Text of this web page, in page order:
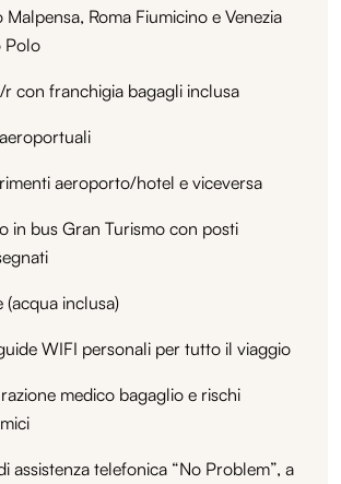
Malpensa, Roma Fiumicino e Venezia
Polo
r con franchigia bagagli inclusa
aeroporto/hotel e viceversa
in bus Gran Turismo con posti
(acqua inclusa)
WIFI personali per tutto il viaggio
medico bagaglio e rischi
assistenza telefonica “No Problem”, a